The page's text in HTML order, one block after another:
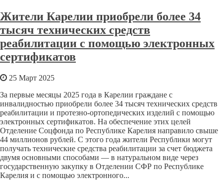
Жители Карелии приобрели более 34
тысяч технических средств
реабилитации с помощью электронных
сертификатов
25 Март 2025
За первые месяцы 2025 года в Карелии граждане с
инвалидностью приобрели более 34 тысяч технических средств
реабилитации и протезно-ортопедических изделий с помощью
электронных сертификатов. На обеспечение этих целей
Отделение Соцфонда по Республике Карелия направило свыше
44 миллионов рублей. С этого года жители Республики могут
получать технические средства реабилитации за счет бюджета
двумя основными способами — в натуральном виде через
государственную закупку в Отделении СФР по Республике
Карелия и с помощью электронного...